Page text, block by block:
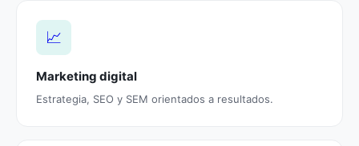
📈
Marketing digital
Estrategia, SEO y SEM orientados a resultados.